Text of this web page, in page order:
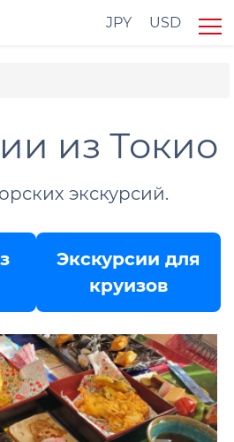
JPY USD
из Токио
экскурсий.
Экскурсии для
круизов